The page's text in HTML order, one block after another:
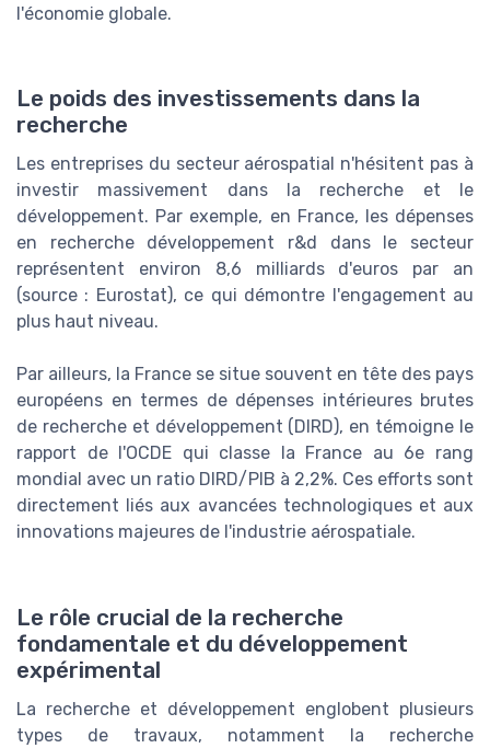
l'économie globale.
Le poids des investissements dans la
recherche
Les entreprises du secteur aérospatial n'hésitent pas à
investir massivement dans la recherche et le
développement. Par exemple, en France, les dépenses
en recherche développement r&d dans le secteur
représentent environ 8,6 milliards d'euros par an
(source : Eurostat), ce qui démontre l'engagement au
plus haut niveau.
Par ailleurs, la France se situe souvent en tête des pays
européens en termes de dépenses intérieures brutes
de recherche et développement (DIRD), en témoigne le
rapport de l'OCDE qui classe la France au 6e rang
mondial avec un ratio DIRD/PIB à 2,2%. Ces efforts sont
directement liés aux avancées technologiques et aux
innovations majeures de l'industrie aérospatiale.
Le rôle crucial de la recherche
fondamentale et du développement
expérimental
La recherche et développement englobent plusieurs
types de travaux, notamment la recherche